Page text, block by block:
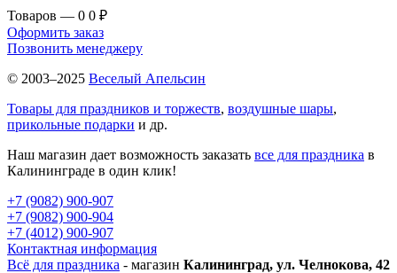
Товаров — 0 0 ₽
Оформить заказ
Позвонить менеджеру
© 2003–2025 Веселый Апельсин
Товары для праздников и торжеств, воздушные шары,
прикольные подарки и др.
Наш магазин дает возможность заказать все для праздника в
Калининграде в один клик!
+7 (9082) 900-907
+7 (9082) 900-904
+7 (4012) 900-907
Контактная информация
Всё для праздника - магазин Калининград, ул. Челнокова, 42